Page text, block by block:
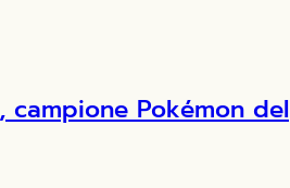
campione Pokémon del